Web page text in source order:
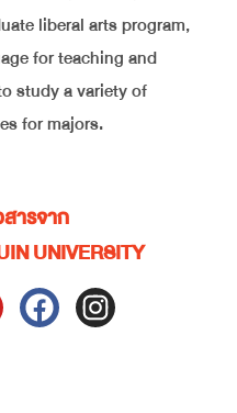
liberal arts program,
for teaching and
study a variety of
for majors.
ารจาก
UNIVERSITY